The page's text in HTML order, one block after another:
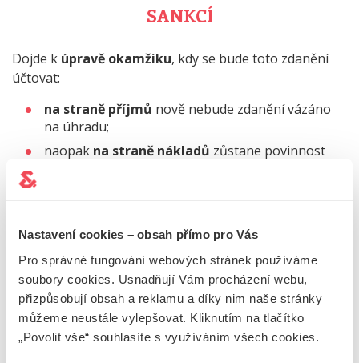
Nastavení cookies – obsah přímo pro Vás
Pro správné fungování webových stránek používáme
soubory cookies. Usnadňují Vám procházení webu,
přizpůsobují obsah a reklamu a díky nim naše stránky
můžeme neustále vylepšovat. Kliknutím na tlačítko
„Povolit vše“ souhlasíte s využíváním všech cookies.
SANKCÍ
Dojde k úpravě okamžiku, kdy se bude toto zdanění
účtovat:
na straně příjmů nově nebude zdanění vázáno
na úhradu;
naopak na straně nákladů zůstane povinnost
DAŇOVÁ UZNATELNOST PLATEB NA
SOCIÁLNÍ A ZDRAVOTNÍ POJIŠTĚNÍ
Zruší sevazba mezi daňovou uznatelnostíplateb na
sociální a zdravotní pojištěnía jejich úhradou– nyní
platí limit v délce jednoho měsíce po skončení